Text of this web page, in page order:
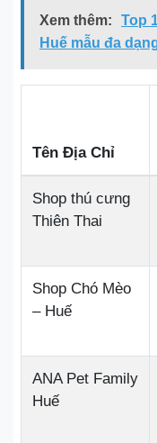
Xem thêm:
Top
Huế mẫu đa
Tên Địa Chỉ
Shop thú cưng
Thiên Thai
Shop Chó Mèo
– Huế
ANA Pet Family
Huế